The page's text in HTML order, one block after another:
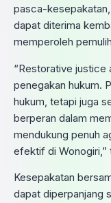
pasca-
dapat diterima
memperoleh
“Restorative justice
penegakan hukum.
hukum, tetapi juga
berperan dalam
mendukung penuh
efektif di Wonogiri,”
Kesepakatan
dapat diperpanjang